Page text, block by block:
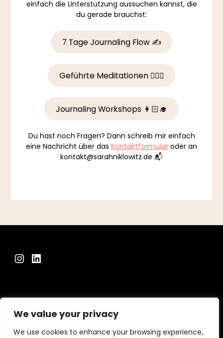
We value your privacy
We use cookies to enhance your browsing experience,
einfach die Unterstützung aussuchen kannst, die
du gerade brauchst:
7 Tage Journaling Flow ✍️
Geführte Meditationen 🧘🏻‍♀️
Journaling Workshops 👩🏻‍🎓
Du hast noch Fragen? Dann schreib mir einfach
eine Nachricht über das Kontaktformular oder an
kontakt@sarahniklowitz.de 📬
Instagram
LinkedIn
Datenschutzerklärung